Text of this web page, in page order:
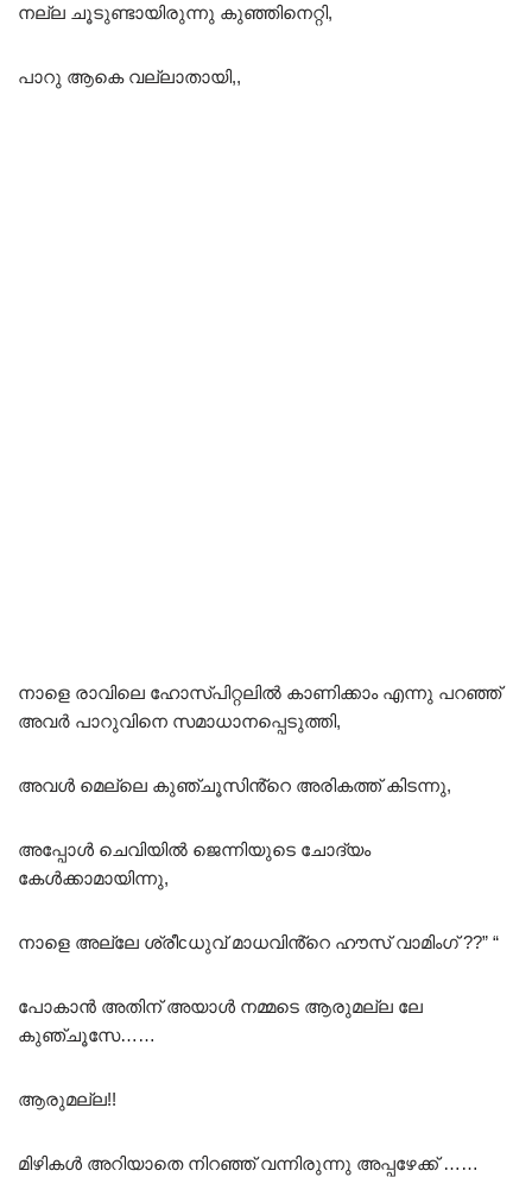
നല്ല ചൂടുണ്ടായിരുന്നു കുഞ്ഞിനെറ്റി,
പാറു ആകെ വല്ലാതായി,,
നാളെ രാവിലെ ഹോസ്പിറ്റലിൽ കാണിക്കാം എന്നു പറഞ്ഞ്
അവർ പാറുവിനെ സമാധാനപ്പെടുത്തി,
അവൾ മെല്ലെ കുഞ്ചൂസിൻ്റെ അരികത്ത് കിടന്നു,
അപ്പോൾ ചെവിയിൽ ജെന്നിയുടെ ചോദ്യം
കേൾക്കാമായിന്നു,
നാളെ അല്ലേ ശ്രീcധുവ് മാധവിൻ്റെ ഹൗസ് വാമിംഗ് ??” “
പോകാൻ അതിന് അയാൾ നമ്മടെ ആരുമല്ല ലേ
കുഞ്ചൂസേ……
ആരുമല്ല!!
മിഴികൾ അറിയാതെ നിറഞ്ഞ് വന്നിരുന്നു അപ്പഴേക്ക് ……